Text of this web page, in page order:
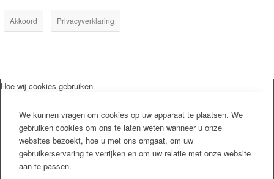
Akkoord Privacyverklaring
Hoe wij cookies gebruiken
We kunnen vragen om cookies op uw apparaat te plaatsen. We
gebruiken cookies om ons te laten weten wanneer u onze
websites bezoekt, hoe u met ons omgaat, om uw
gebruikerservaring te verrijken en om uw relatie met onze website
aan te passen.